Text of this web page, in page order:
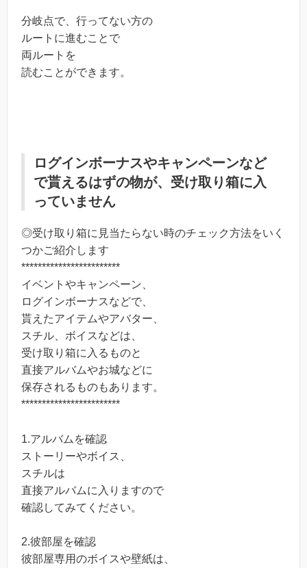
分岐点で、行ってない方の
ルートに進むことで
両ルートを
読むことができます。
ログインボーナスやキャンペーンなど
で貰えるはずの物が、受け取り箱に入
っていません
◎受け取り箱に見当たらない時のチェック方法をいく
つかご紹介します
************************
イベントやキャンペーン、
ログインボーナスなどで、
貰えたアイテムやアバター、
スチル、ボイスなどは、
受け取り箱に入るものと
直接アルバムやお城などに
保存されるものもあります。
************************
1.アルバムを確認
ストーリーやボイス、
スチルは
直接アルバムに入りますので
確認してみてください。
2.彼部屋を確認
彼部屋専用のボイスや壁紙は、